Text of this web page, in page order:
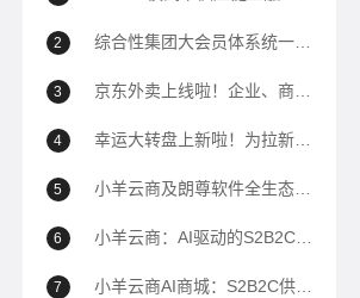
B2B电
应用，
标签：
java电
2 综合性集团大会员体系统一解决方案
3 京东外卖上线啦！企业、商家自己的商城也能用上京东外卖！
4 幸运大转盘上新啦！为拉新、转化、留存增加新帮手！
5 小羊云商及朗尊软件全生态解决方案深度问答（100问）
6 小羊云商：AI驱动的S2B2C全域电商生态平台全面解析
7 小羊云商AI商城：S2B2C供应链到全域运营的商业模式白皮书——以AI驱动私域电商生态重构